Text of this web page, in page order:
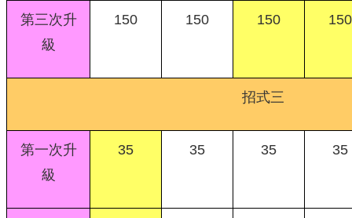
第三次升
級
150 150 150 150
招式三
第一次升
級
35 35 35 35